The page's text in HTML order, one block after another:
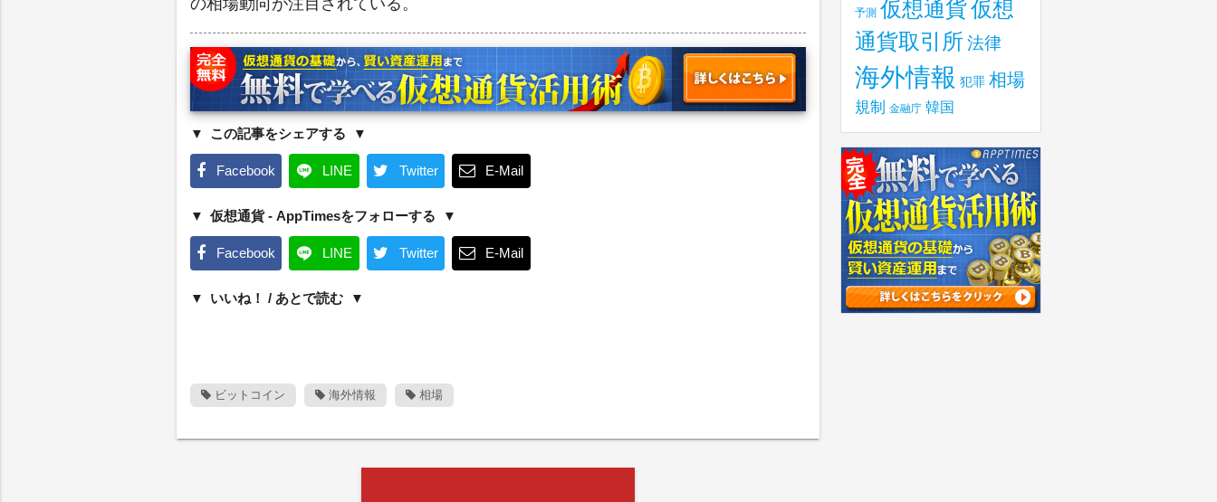
の相場動向が注目されている。
この記事をシェアする
Facebook LINE Twitter E-Mail
仮想通貨 - AppTimesをフォローする
Facebook LINE Twitter E-Mail
いいね！ / あとで読む
ビットコイン 海外情報 相場
予測 仮想通貨仮想
通貨取引所 法律
海外情報 犯罪 相場
規制 金融庁 韓国